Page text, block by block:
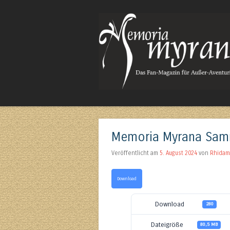
Memoria Myrana
Veröffentlicht am 5. August 2024 von
Download
Download 280
Dateigröße 80,5 MB